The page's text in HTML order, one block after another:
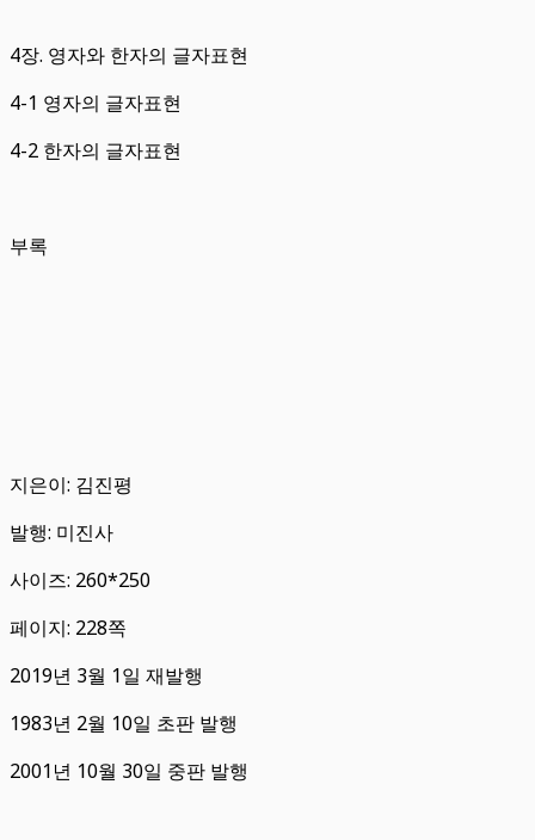
4장. 영자와 한자의 글자표현
4-1 영자의 글자표현
4-2 한자의 글자표현
부록
지은이: 김진평
발행: 미진사
사이즈: 260*250
페이지: 228쪽
2019년 3월 1일 재발행
1983년 2월 10일 초판 발행
2001년 10월 30일 중판 발행